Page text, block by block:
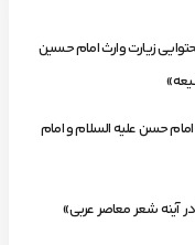
زیارت وارث امام حسین
امام حسن علیه السلام و امام
آینه شعر معاصر عربی»